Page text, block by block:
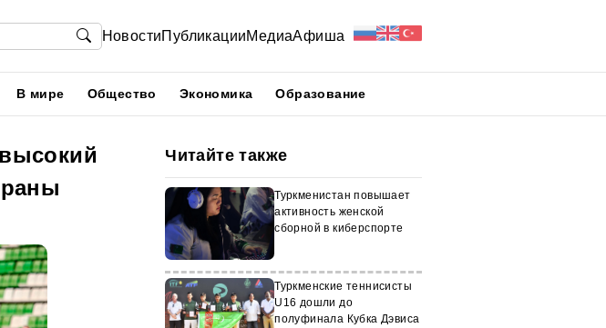
НовостиПубликацииМедиаАфиша
В мире Общество Экономика Образование
Читайте также
Туркменистан повышает
активность женской
сборной в киберспорте
Туркменские теннисисты
U16 дошли до
полуфинала Кубка Дэвиса